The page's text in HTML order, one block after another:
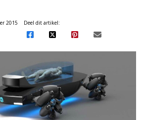
2015
Deel dit artikel: